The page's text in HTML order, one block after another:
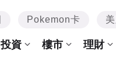
Pokemon卡
投資 樓市 理財